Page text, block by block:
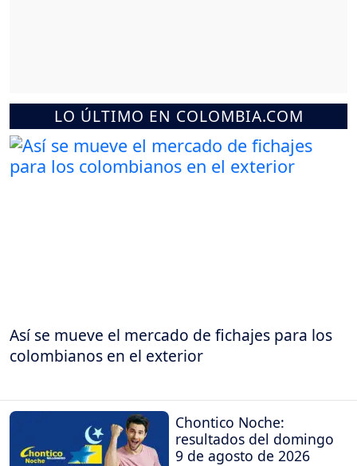
LO ÚLTIMO EN COLOMBIA.COM
Así se mueve el mercado de fichajes para los
colombianos en el exterior
Chontico Noche:
resultados del domingo
9 de agosto de 2026